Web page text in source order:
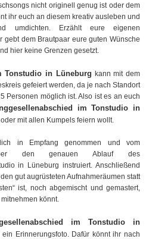
nicht originell genug ist oder dem
ihr euch an diesem kreativ ausleben und
umdichten. Erzählt eure eigenen
gebt dem Brautpaar eure guten Wünsche
hier keine Grenzen gesetzt.
Tonstudio in Lüneburg kann mit dem
gefeiert werden, da je nach Standort
Personen möglich ist. Also ist es an euch
im Tonstudio in
mit allen Kumpels feiern wollt.
in Empfang genommen und vom
über den genauen Ablauf des
in Lüneburg instruiert. Anschließend
gut augrüsteten Aufnahmeräumen statt
ist, noch abgemischt und gemastert,
könnt.
im Tonstudio in
Erinnerungsfoto. Dafür könnt ihr nach